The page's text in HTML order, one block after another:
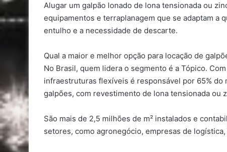
Alugar um galpão lonado de lona tensionada ou
equipamentos e terraplanagem que se adaptam a
entulho e a necessidade de descarte.
Qual a maior e melhor opção para locação de
No Brasil, quem lidera o segmento é a Tópico.
infraestruturas flexíveis é responsável por 65%
galpões, com revestimento de lona tensionada ou
São mais de 2,5 milhões de m² instalados e
setores, como agronegócio, empresas de